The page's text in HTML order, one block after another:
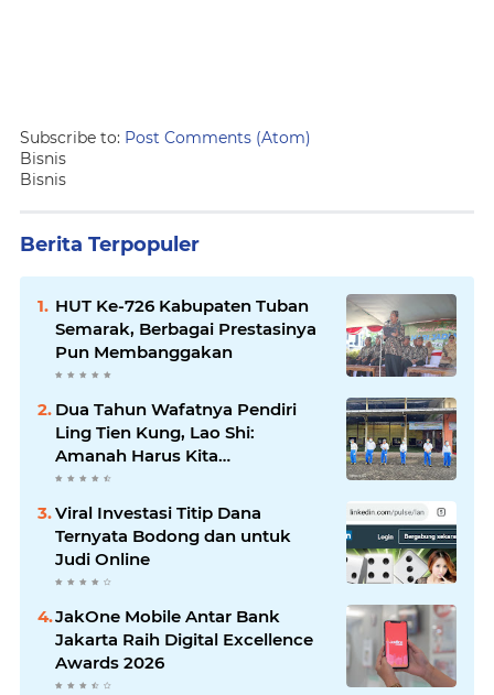
Subscribe to: Post Comments (Atom)
Bisnis
Bisnis
Berita Terpopuler
HUT Ke-726 Kabupaten Tuban
Semarak, Berbagai Prestasinya
Pun Membanggakan
Dua Tahun Wafatnya Pendiri
Ling Tien Kung, Lao Shi:
Amanah Harus Kita
Laksanakan!
Viral Investasi Titip Dana
Ternyata Bodong dan untuk
Judi Online
JakOne Mobile Antar Bank
Jakarta Raih Digital Excellence
Awards 2026